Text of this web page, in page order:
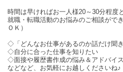
時間は早ければお一人様20～30分程度
就職・転職活動のお悩みのご相談がで
ＯＫ）
◇「どんなお仕事があるのか話だけ聞
◇自分に合った仕事を知りたい
◇面接や履歴書作成の悩み＆アドバイス
などなど、お気軽にお越しくださいね♪